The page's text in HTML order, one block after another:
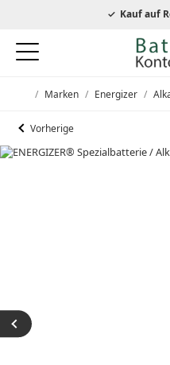
autorisierter Energizer Händler
Kauf auf
/ Marken / Energizer /
Vorherige